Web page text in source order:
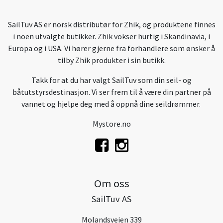
SailTuv AS er norsk distributør for Zhik, og produktene finnes
i noen utvalgte butikker. Zhik vokser hurtig i Skandinavia, i
Europa og i USA. Vi hører gjerne fra forhandlere som ønsker å
tilby Zhik produkter i sin butikk.
Takk for at du har valgt SailTuv som din seil- og
båtutstyrsdestinasjon. Vi ser frem til å være din partner på
vannet og hjelpe deg med å oppnå dine seildrømmer.
Mystore.no
Om oss
SailTuv AS
Molandsveien 339